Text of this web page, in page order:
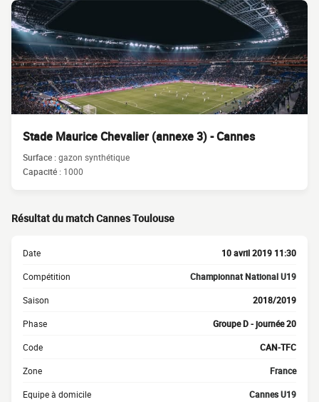
Stade Maurice Chevalier (annexe 3) - Cannes
Surface :gazon synthétique
Capacité : 1000
Résultat du match Cannes Toulouse
Date 10 avril 2019 11:30
Compétition Championnat National U19
Saison 2018/2019
Phase Groupe D - journée 20
Code CAN-TFC
Zone France
Equipe à domicile Cannes U19